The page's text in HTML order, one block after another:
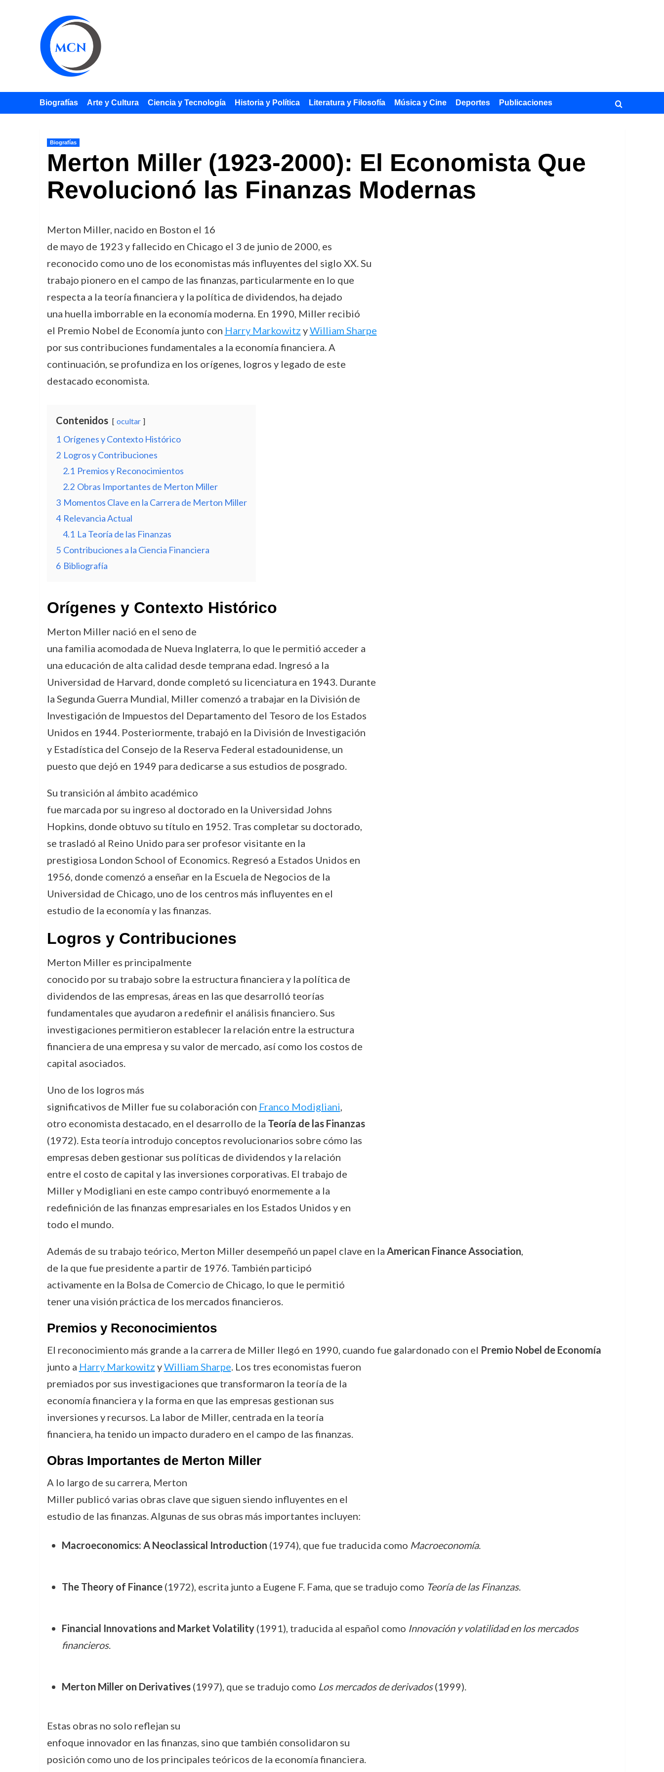
Biografías Arte y Cultura Ciencia y Tecnología Historia y Política Literatura y Filosofía Música y Cine Deportes Publicaciones
Biografías
Merton Miller (1923-2000): El Economista Que
Revolucionó las Finanzas Modernas
Merton Miller, nacido en Boston el 16
de mayo de 1923 y fallecido en Chicago el 3 de junio de 2000, es
reconocido como uno de los economistas más influyentes del siglo XX. Su
trabajo pionero en el campo de las finanzas, particularmente en lo que
respecta a la teoría financiera y la política de dividendos, ha dejado
una huella imborrable en la economía moderna. En 1990, Miller recibió
el Premio Nobel de Economía junto con Harry Markowitz yWilliam Sharpe
por sus contribuciones fundamentales a la economía financiera. A
continuación, se profundiza en los orígenes, logros y legado de este
destacado economista.
Contenidos ocultar
1 Orígenes y Contexto Histórico
2 Logros y Contribuciones
2.1 Premios y Reconocimientos
2.2 Obras Importantes de Merton Miller
3 Momentos Clave en la Carrera de Merton Miller
4 Relevancia Actual
4.1 La Teoría de las Finanzas
5 Contribuciones a la Ciencia Financiera
6 Bibliografía
Orígenes y Contexto Histórico
Merton Miller nació en el seno de
una familia acomodada de Nueva Inglaterra, lo que le permitió acceder a
una educación de alta calidad desde temprana edad. Ingresó a la
Universidad de Harvard, donde completó su licenciatura en 1943. Durante
la Segunda Guerra Mundial, Miller comenzó a trabajar en la División de
Investigación de Impuestos del Departamento del Tesoro de los Estados
Unidos en 1944. Posteriormente, trabajó en la División de Investigación
y Estadística del Consejo de la Reserva Federal estadounidense, un
puesto que dejó en 1949 para dedicarse a sus estudios de posgrado.
Su transición al ámbito académico
fue marcada por su ingreso al doctorado en la Universidad Johns
Hopkins, donde obtuvo su título en 1952. Tras completar su doctorado,
se trasladó al Reino Unido para ser profesor visitante en la
prestigiosa London School of Economics. Regresó a Estados Unidos en
1956, donde comenzó a enseñar en la Escuela de Negocios de la
Universidad de Chicago, uno de los centros más influyentes en el
estudio de la economía y las finanzas.
Logros y Contribuciones
Merton Miller es principalmente
conocido por su trabajo sobre la estructura financiera y la política de
dividendos de las empresas, áreas en las que desarrolló teorías
fundamentales que ayudaron a redefinir el análisis financiero. Sus
investigaciones permitieron establecer la relación entre la estructura
financiera de una empresa y su valor de mercado, así como los costos de
capital asociados.
Uno de los logros más
significativos de Miller fue su colaboración con Franco Modigliani,
otro economista destacado, en el desarrollo de la Teoría de las Finanzas
(1972). Esta teoría introdujo conceptos revolucionarios sobre cómo las
empresas deben gestionar sus políticas de dividendos y la relación
entre el costo de capital y las inversiones corporativas. El trabajo de
Miller y Modigliani en este campo contribuyó enormemente a la
redefinición de las finanzas empresariales en los Estados Unidos y en
todo el mundo.
Además de su trabajo teórico, Merton Miller desempeñó un papel clave en la American Finance Association,
de la que fue presidente a partir de 1976. También participó
activamente en la Bolsa de Comercio de Chicago, lo que le permitió
tener una visión práctica de los mercados financieros.
Premios y Reconocimientos
El reconocimiento más grande a la carrera de Miller llegó en 1990, cuando fue galardonado con el Premio Nobel de Economía
junto a Harry Markowitz yWilliam Sharpe. Los tres economistas fueron
premiados por sus investigaciones que transformaron la teoría de la
economía financiera y la forma en que las empresas gestionan sus
inversiones y recursos. La labor de Miller, centrada en la teoría
financiera, ha tenido un impacto duradero en el campo de las finanzas.
Obras Importantes de Merton Miller
A lo largo de su carrera, Merton
Miller publicó varias obras clave que siguen siendo influyentes en el
estudio de las finanzas. Algunas de sus obras más importantes incluyen:
Macroeconomics: A Neoclassical Introduction (1974), que fue traducida como Macroeconomía.
The Theory of Finance(1972), escrita junto a Eugene F. Fama, que se tradujo como Teoría de las Finanzas.
Financial Innovations and Market Volatility(1991), traducida al español como Innovación y volatilidad en los mercados
financieros.
Merton Miller on Derivatives(1997), que se tradujo como Los mercados de derivados(1999).
Estas obras no solo reflejan su
enfoque innovador en las finanzas, sino que también consolidaron su
posición como uno de los principales teóricos de la economía financiera.